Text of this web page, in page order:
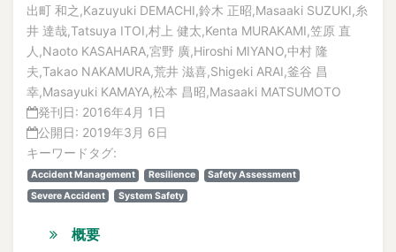
academic-industry partnership
accelerated life test
accelerated life testing
Accelerated-Aging Test
Acceleration
Acceleration of irradiation embrittlement
Acceleration sensor
Accept Risks in Natural Disaster
Acceptable Crack
Acceptance criteria
解説記事
特集記事
Vol.19
No.4
論文
解説記事
特集記事
No.3
論文
解説記事
No.2
出町 和之,Kazuyuki DEMACHI,鈴木 正昭,Masaaki SUZUKI,糸
井 達哉,Tatsuya ITOI,村上 健太,Kenta MURAKAMI,笠原 直
人,Naoto KASAHARA,宮野 廣,Hiroshi MIYANO,中村 隆
夫,Takao NAKAMURA,荒井 滋喜,Shigeki ARAI,釜谷 昌
幸,Masayuki KAMAYA,松本 昌昭,Masaaki MATSUMOTO
発刊日: 2016年4月 1日
公開日: 2019年3月 6日
キーワードタグ:
Accident Management Resilience
Safety Assessment
Severe Accident
System Safety
概要